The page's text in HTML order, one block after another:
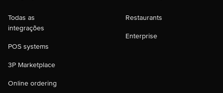
Todas as
integrações
POS systems
3P Marketplace
Online ordering
Restaurants
Enterprise